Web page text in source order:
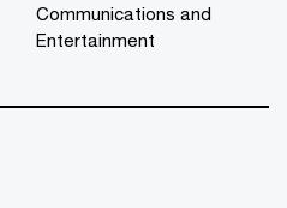
Communications and
Entertainment